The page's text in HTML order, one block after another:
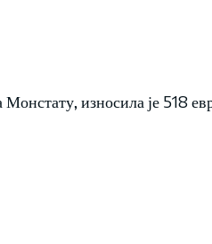
Монстату, износила је 518